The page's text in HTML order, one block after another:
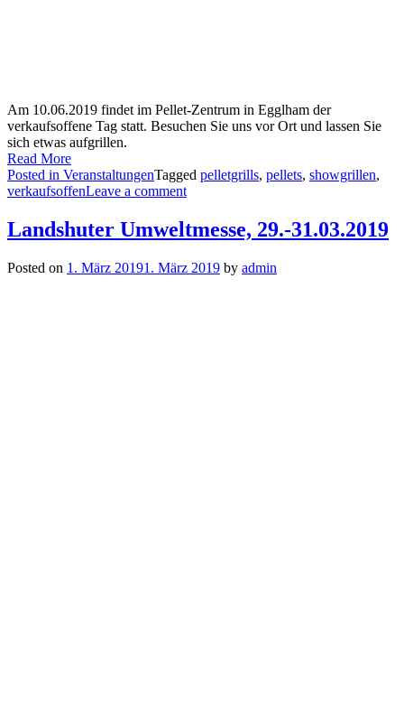
Am 10.06.2019 findet im Pellet-Zentrum in Egglham der
verkaufsoffene Tag statt. Besuchen Sie uns vor Ort und lassen Sie
sich etwas aufgrillen.
Read More
Posted in VeranstaltungenTagged pelletgrills, pellets, showgrillen,
verkaufsoffenLeave a comment
Landshuter Umweltmesse, 29.-31.03.2019
Posted on 1. März 20191. März 2019 by admin